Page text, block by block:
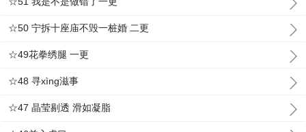
☆50 宁拆十座庙不毁一桩婚 二更
☆49花拳绣腿 一更
☆48 寻xìng滋事
☆47 晶莹剔透 滑如凝脂